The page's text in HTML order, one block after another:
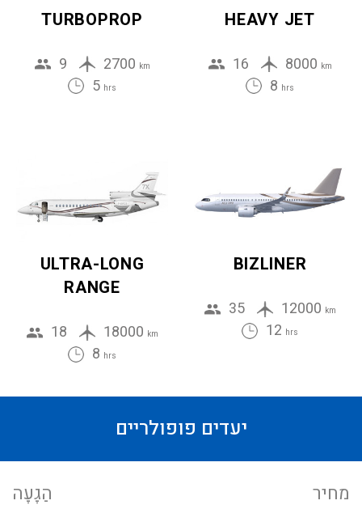
TURBOPROP
9 2700 km
5 hrs
HEAVY JET
16 8000 km
8 hrs
ULTRA-LONG
RANGE
18 18000 km
8 hrs
BIZLINER
35 12000 km
12 hrs
יעדים פופולריים
הַגָעָה מחיר